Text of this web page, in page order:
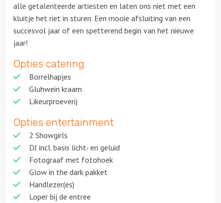
alle getalenteerde artiesten en laten ons niet met een
kluitje het riet in sturen. Een mooie afsluiting van een
succesvol jaar of een spetterend begin van het nieuwe
jaar!
Opties catering
Borrelhapjes
Gluhwein kraam
Likeurproeverij
Opties entertainment
2 Showgirls
DJ incl. basis licht- en geluid
Fotograaf met fotohoek
Glow in the dark pakket
Handlezer(es)
Loper bij de entree